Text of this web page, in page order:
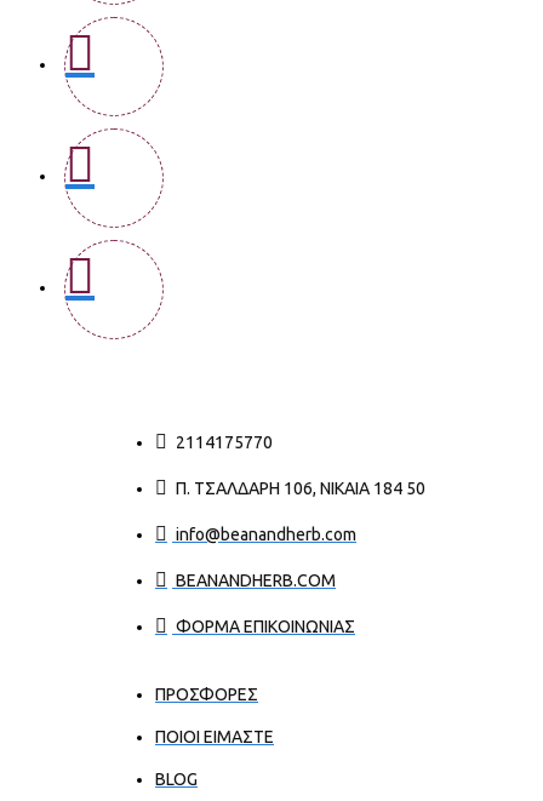
2114175770
Π. ΤΣΑΛΔΆΡΗ 106, ΝΊΚΑΙΑ 184 50
info@beanandherb.com
BEANANDHERB.COM
ΦΟΡΜΑ ΕΠΙΚΟΙΝΩΝΙΑΣ
ΠΡΟΣΦΟΡΕΣ
ΠΟΙΟΙ ΕΊΜΑΣΤΕ
BLOG